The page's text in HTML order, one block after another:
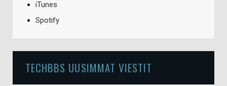
iTunes
Spotify
TECHBBS UUSIMMAT VIESTIT